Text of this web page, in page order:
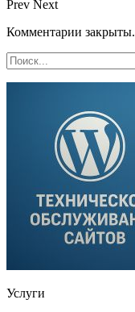
Prev Next
Комментарии закрыты.
Услуги